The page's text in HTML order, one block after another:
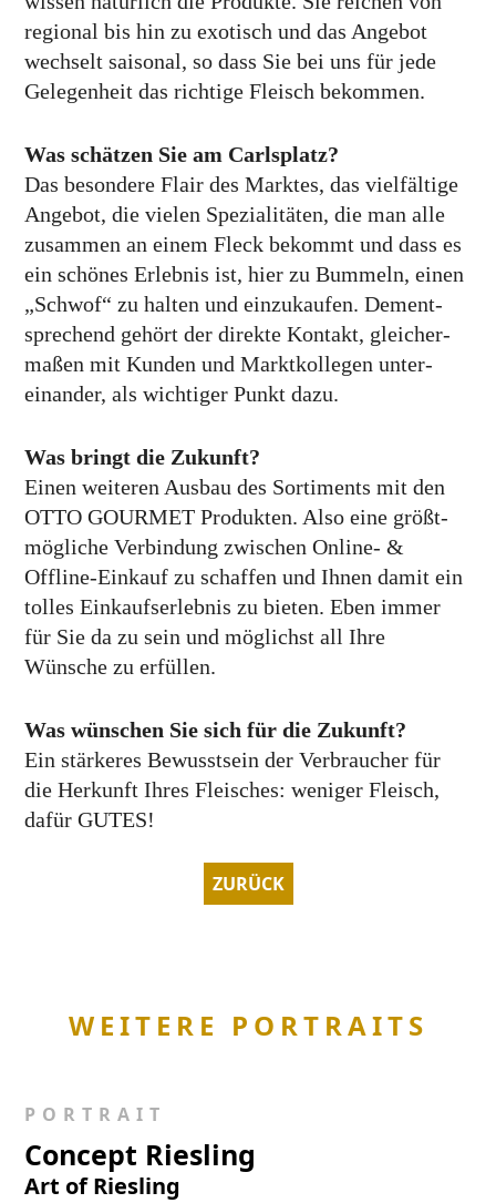
regional bis hin zu exotisch und das Angebot
wechselt saisonal, so dass Sie bei uns für jede
Gelegen­heit das richtige Fleisch bekommen.
Was schätzen Sie am Carlsplatz?
Das besondere Flair des Marktes, das viel­fältige
Angebot, die vielen Speziali­täten, die man alle
zusammen an einem Fleck bekommt und dass es
ein schönes Erlebnis ist, hier zu Bummeln, einen
„Schwof“ zu halten und einzukaufen. Dem­ent­
sprechend gehört der direkte Kontakt, gleicher­
maßen mit Kunden und Markt­kollegen unter­
einander, als wichtiger Punkt dazu.
Was bringt die Zukunft?
Einen weiteren Ausbau des Sortiments mit den
OTTO GOURMET Produkten. Also eine größt­
mögliche Ver­bindung zwischen Online- &
Offline-Einkauf zu schaffen und Ihnen damit ein
tolles Einkaufs­erlebnis zu bieten. Eben immer
für Sie da zu sein und möglichst all Ihre
Wünsche zu erfüllen.
Was wünschen Sie sich für die Zukunft?
Ein stärkeres Bewusst­sein der Verbraucher für
die Herkunft Ihres Fleisches: weniger Fleisch,
dafür GUTES!
ZURÜCK
WEITERE PORTRAITS
PORTRAIT
Concept Riesling
Art of Riesling